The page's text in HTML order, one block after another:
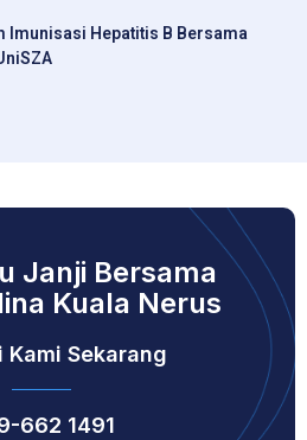
Imunisasi Hepatitis B Bersama
Janji Bersama
Kuala Nerus
Kami Sekarang
662 1491